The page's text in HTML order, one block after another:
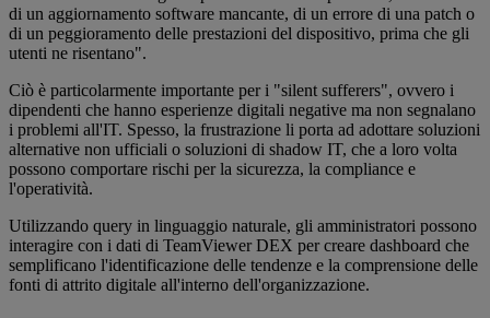
di un aggiornamento software mancante, di un errore di una patch o
di un peggioramento delle prestazioni del dispositivo, prima che gli
utenti ne risentano".
Ciò è particolarmente importante per i "silent sufferers", ovvero i
dipendenti che hanno esperienze digitali negative ma non segnalano
i problemi all'IT. Spesso, la frustrazione li porta ad adottare soluzioni
alternative non ufficiali o soluzioni di shadow IT, che a loro volta
possono comportare rischi per la sicurezza, la compliance e
l'operatività.
Utilizzando query in linguaggio naturale, gli amministratori possono
interagire con i dati di TeamViewer DEX per creare dashboard che
semplificano l'identificazione delle tendenze e la comprensione delle
fonti di attrito digitale all'interno dell'organizzazione.